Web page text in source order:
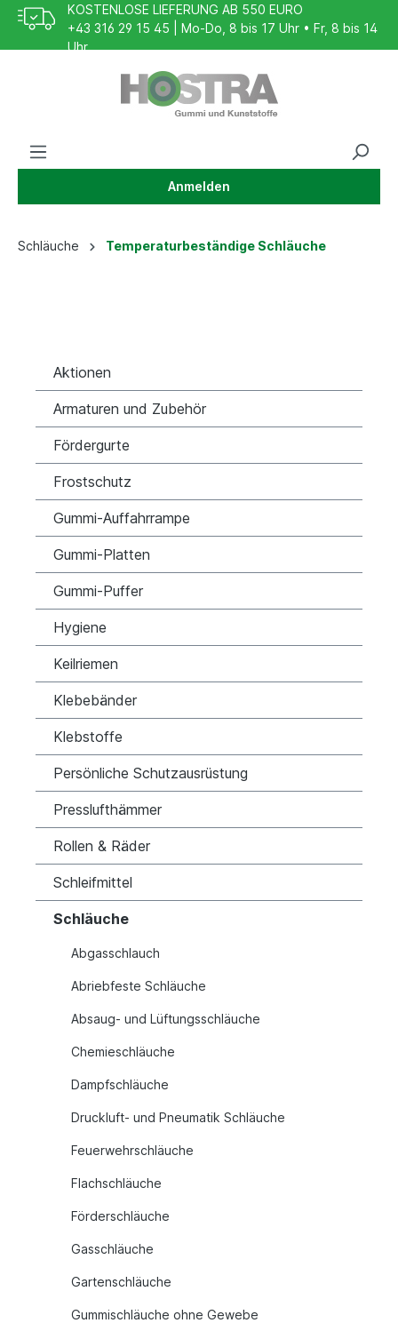
KOSTENLOSE LIEFERUNG AB 550 EURO
+43 316 29 15 45 | Mo-Do, 8 bis 17 Uhr • Fr, 8 bis 14
Uhr
24/7 Journaldienst
SICHER EINKAUFEN
Anmelden
Schläuche Temperaturbeständige Schläuche
Aktionen
Armaturen und Zubehör
Fördergurte
Frostschutz
Gummi-Auffahrrampe
Gummi-Platten
Gummi-Puffer
Hygiene
Keilriemen
Klebebänder
Klebstoffe
Persönliche Schutzausrüstung
Presslufthämmer
Rollen & Räder
Schleifmittel
Schläuche
Abgasschlauch
Abriebfeste Schläuche
Absaug- und Lüftungsschläuche
Chemieschläuche
Dampfschläuche
Druckluft- und Pneumatik Schläuche
Feuerwehrschläuche
Flachschläuche
Förderschläuche
Gasschläuche
Gartenschläuche
Gummischläuche ohne Gewebe